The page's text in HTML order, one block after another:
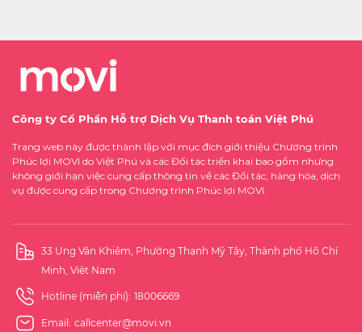
Công ty Cổ Phần Hỗ trợ Dịch Vụ Thanh toán Việt Phú
Trang web này được thành lập với mục đích giới thiệu Chương trình
Phúc lợi MOVI do Việt Phú và các Đối tác triển khai bao gồm nhưng
không giới hạn việc cung cấp thông tin về các Đối tác, hàng hóa, dịch
vụ được cung cấp trong Chương trình Phúc lợi MOVI.
33 Ung Văn Khiêm, Phường Thạnh Mỹ Tây, Thành phố Hồ Chí
Minh, Việt Nam
Hotline (miễn phí): 18006669
Email: callcenter@movi.vn